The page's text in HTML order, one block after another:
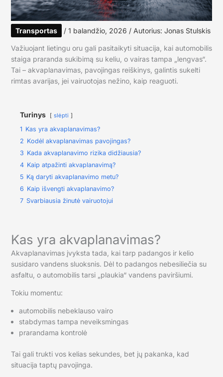
Transportas / 1 balandžio, 2026 / Autorius: Jonas Stulskis
Važiuojant lietingu oru gali pasitaikyti situacija, kai automobilis
staiga praranda sukibimą su keliu, o vairas tampa „lengvas“.
Tai – akvaplanavimas, pavojingas reiškinys, galintis sukelti
rimtas avarijas, jei vairuotojas nežino, kaip reaguoti.
Turinys slėpti
1 Kas yra akvaplanavimas?
2 Kodėl akvaplanavimas pavojingas?
3 Kada akvaplanavimo rizika didžiausia?
4 Kaip atpažinti akvaplanavimą?
5 Ką daryti akvaplanavimo metu?
6 Kaip išvengti akvaplanavimo?
7 Svarbiausia žinutė vairuotojui
Kas yra akvaplanavimas?
Akvaplanavimas įvyksta tada, kai tarp padangos ir kelio
susidaro vandens sluoksnis. Dėl to padangos nebesiliečia su
asfaltu, o automobilis tarsi „plaukia“ vandens paviršiumi.
Tokiu momentu:
automobilis nebeklauso vairo
stabdymas tampa neveiksmingas
prarandama kontrolė
Tai gali trukti vos kelias sekundes, bet jų pakanka, kad
situacija taptų pavojinga.